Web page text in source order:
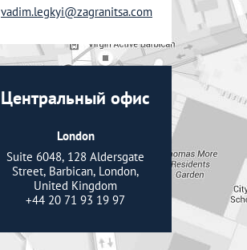
vadim.legkyi@zagranitsa.com
Центральный офис
London
Suite 6048, 128 Aldersgate
Street, Barbican, London,
United Kingdom
+44 20 71 93 19 97